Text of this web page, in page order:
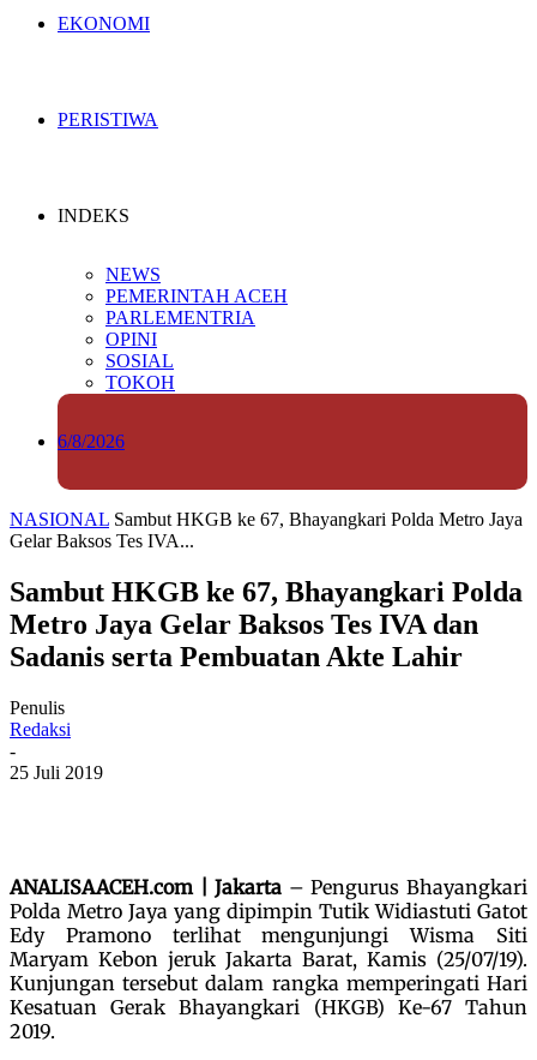
EKONOMI
PERISTIWA
INDEKS
NEWS
PEMERINTAH ACEH
PARLEMENTRIA
OPINI
SOSIAL
TOKOH
6/8/2026
NASIONAL Sambut HKGB ke 67, Bhayangkari Polda Metro Jaya
Gelar Baksos Tes IVA...
Sambut HKGB ke 67, Bhayangkari Polda
Metro Jaya Gelar Baksos Tes IVA dan
Sadanis serta Pembuatan Akte Lahir
Penulis
Redaksi
-
25 Juli 2019
ANALISAACEH.com | Jakarta – Pengurus Bhayangkari
Polda Metro Jaya yang dipimpin Tutik Widiastuti Gatot
Edy Pramono terlihat mengunjungi Wisma Siti
Maryam Kebon jeruk Jakarta Barat, Kamis (25/07/19).
Kunjungan tersebut dalam rangka memperingati Hari
Kesatuan Gerak Bhayangkari (HKGB) Ke-67 Tahun
2019.